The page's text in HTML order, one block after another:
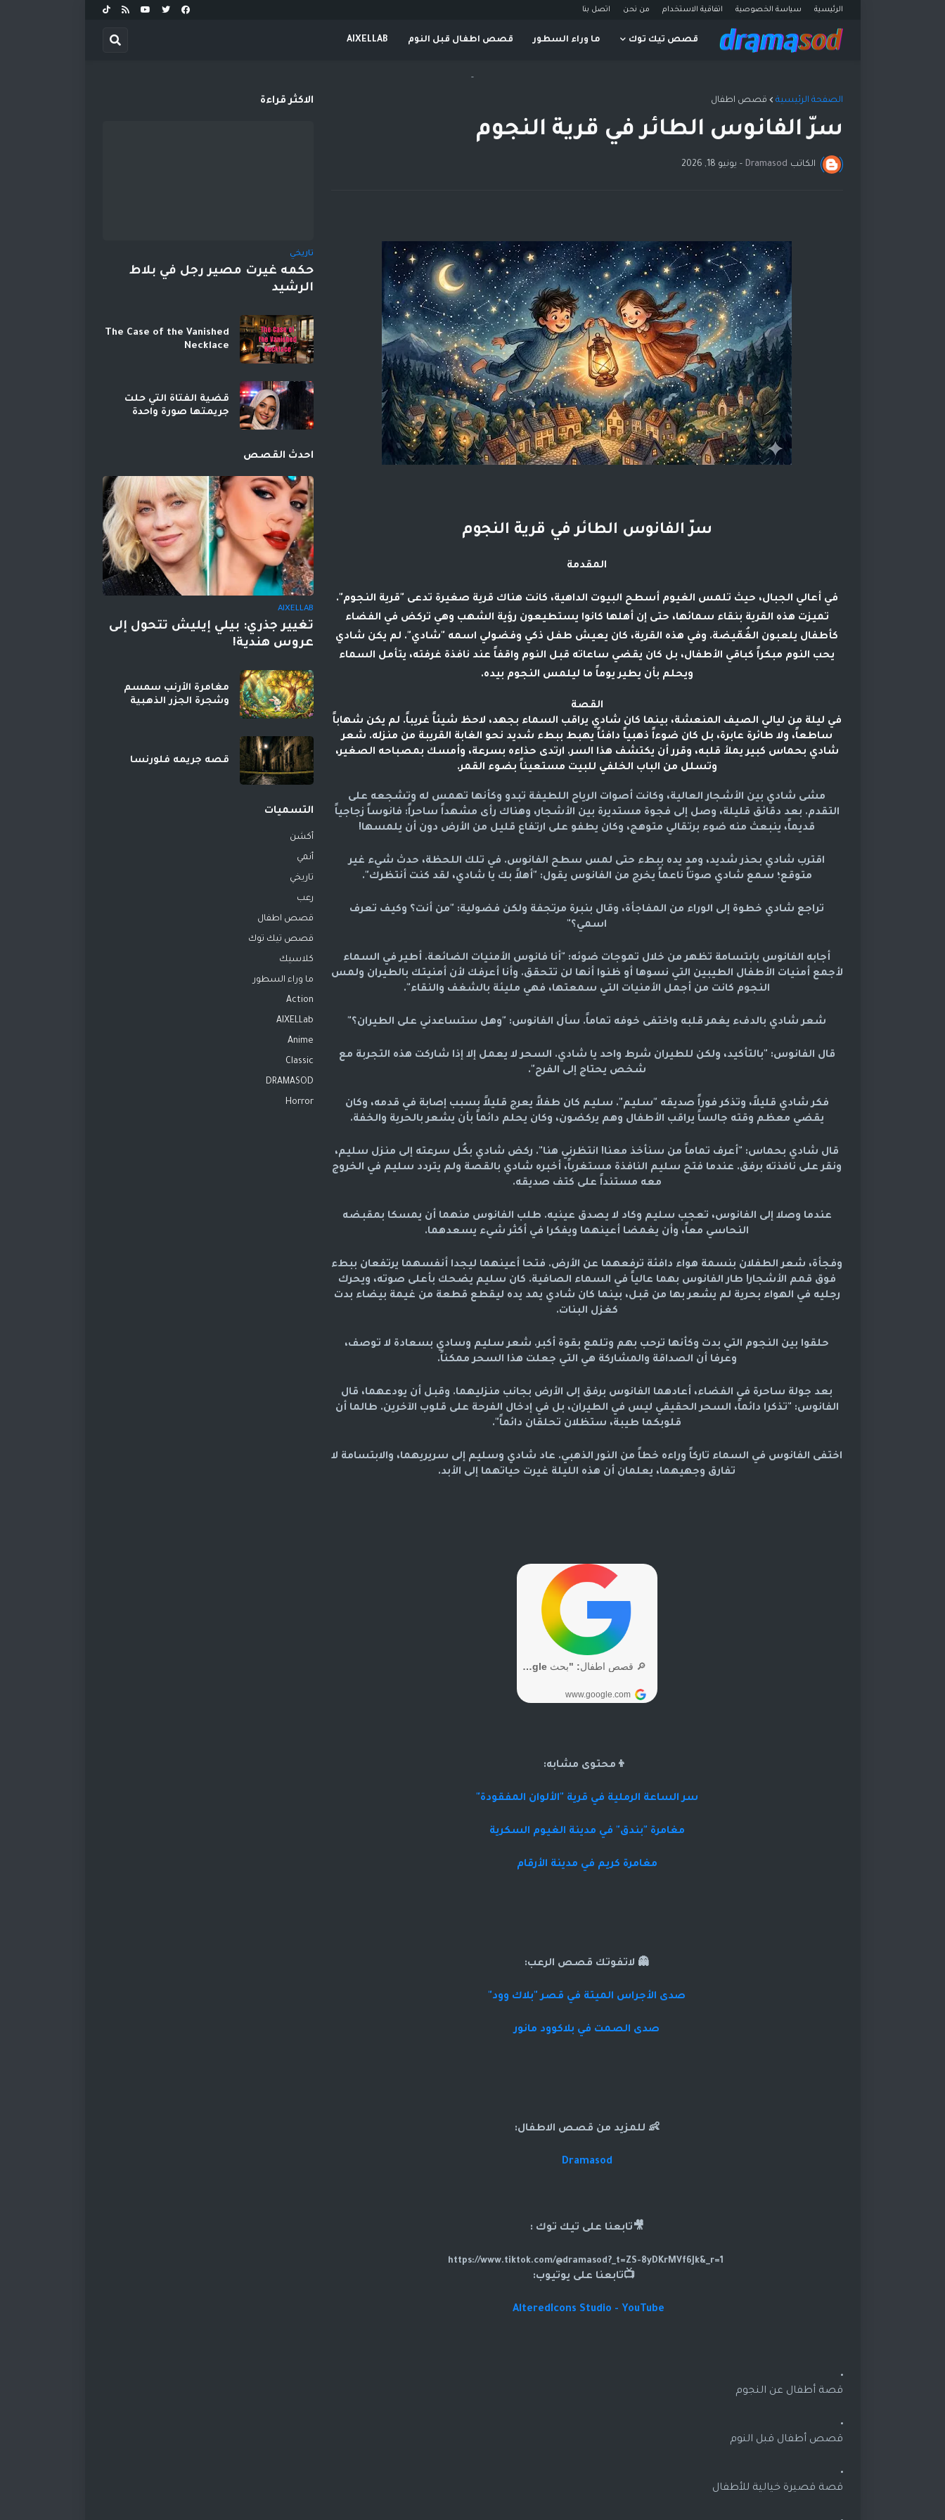
الرئيسية سياسة الخصوصية اتفاقية الاستخدام من نحن اتصل بنا
قصص تيك توك ما وراء السطور قصص اطفال قبل النوم AIXELLAB
-
الصفحة الرئيسية قصص اطفال
سرّ الفانوس الطائر في قرية النجوم
الكاتب Dramasod
- يونيو 18, 2026
سرّ الفانوس الطائر في قرية النجوم
المقدمة
في أعالي الجبال، حيث تلمس الغيوم أسطح البيوت الداهية، كانت هناك قرية صغيرة تدعى "قرية النجوم".
تميزت هذه القرية بنقاء سمائها، حتى إن أهلها كانوا يستطيعون رؤية الشهب وهي تركض في الفضاء
كأطفال يلعبون الغُمّيضة. وفي هذه القرية، كان يعيش طفل ذكي وفضولي اسمه "شادي". لم يكن شادي
يحب النوم مبكراً كباقي الأطفال، بل كان يقضي ساعاته قبل النوم واقفاً عند نافذة غرفته، يتأمل السماء
ويحلم بأن يطير يوماً ما ليلمس النجوم بيده.
القصة
في ليلة من ليالي الصيف المنعشة، بينما كان شادي يراقب السماء بجهد، لاحظ شيئاً غريباً. لم يكن شهاباً
ساطعاً، ولا طائرة عابرة، بل كان ضوءاً ذهبياً دافئاً يهبط ببطء شديد نحو الغابة القريبة من منزله. شعر
شادي بحماس كبير يملأ قلبه، وقرر أن يكتشف هذا السر. ارتدى حذاءه بسرعة، وأمسك بمصباحه الصغير،
وتسلل من الباب الخلفي للبيت مستعيناً بضوء القمر.
مشى شادي بين الأشجار العالية، وكانت أصوات الرياح اللطيفة تبدو وكأنها تهمس له وتشجعه على
التقدم. بعد دقائق قليلة، وصل إلى فجوة مستديرة بين الأشجار، وهناك رأى مشهداً ساحراً: فانوساً زجاجياً
قديماً، ينبعث منه ضوء برتقالي متوهج، وكان يطفو على ارتفاع قليل من الأرض دون أن يلمسها!
اقترب شادي بحذر شديد، ومد يده ببطء حتى لمس سطح الفانوس. في تلك اللحظة، حدث شيء غير
متوقع؛ سمع شادي صوتاً ناعماً يخرج من الفانوس يقول: "أهلاً بك يا شادي، لقد كنت أنتظرك".
تراجع شادي خطوة إلى الوراء من المفاجأة، وقال بنبرة مرتجفة ولكن فضولية: "من أنت؟ وكيف تعرف
اسمي؟"
أجابه الفانوس بابتسامة تظهر من خلال تموجات ضوئه: "أنا فانوس الأمنيات الضائعة. أطير في السماء
لأجمع أمنيات الأطفال الطيبين التي نسوها أو ظنوا أنها لن تتحقق. وأنا أعرفك لأن أمنيتك بالطيران ولمس
النجوم كانت من أجمل الأمنيات التي سمعتها، فهي مليئة بالشغف والنقاء".
شعر شادي بالدفء يغمر قلبه واختفى خوفه تماماً. سأل الفانوس: "وهل ستساعدني على الطيران؟"
قال الفانوس: "بالتأكيد، ولكن للطيران شرط واحد يا شادي. السحر لا يعمل إلا إذا شاركت هذه التجربة مع
شخص يحتاج إلى الفرح".
فكر شادي قليلاً، وتذكر فوراً صديقه "سليم". سليم كان طفلاً يعرج قليلاً بسبب إصابة في قدمه، وكان
يقضي معظم وقته جالساً يراقب الأطفال وهم يركضون، وكان يحلم دائماً بأن يشعر بالحرية والخفة.
قال شادي بحماس: "أعرف تماماً من سنأخذ معنا! انتظرني هنا". ركض شادي بكُل سرعته إلى منزل سليم،
ونقر على نافذته برفق. عندما فتح سليم النافذة مستغرباً، أخبره شادي بالقصة ولم يتردد سليم في الخروج
معه مستنداً على كتف صديقه.
عندما وصلا إلى الفانوس، تعجب سليم وكاد لا يصدق عينيه. طلب الفانوس منهما أن يمسكا بمقبضه
النحاسي معاً، وأن يغمضا أعينهما ويفكرا في أكثر شيء يسعدهما.
وفجأة، شعر الطفلان بنسمة هواء دافئة ترفعهما عن الأرض. فتحا أعينهما ليجدا أنفسهما يرتفعان ببطء
فوق قمم الأشجار! طار الفانوس بهما عالياً في السماء الصافية. كان سليم يضحك بأعلى صوته، ويحرك
رجليه في الهواء بحرية لم يشعر بها من قبل، بينما كان شادي يمد يده ليقطع قطعة من غيمة بيضاء بدت
كغزل البنات.
حلقوا بين النجوم التي بدت وكأنها ترحب بهم وتلمع بقوة أكبر. شعر سليم وسادي بسعادة لا توصف،
وعرفا أن الصداقة والمشاركة هي التي جعلت هذا السحر ممكناً.
بعد جولة ساحرة في الفضاء، أعادهما الفانوس برفق إلى الأرض بجانب منزليهما. وقبل أن يودعهما، قال
الفانوس: "تذكرا دائماً، السحر الحقيقي ليس في الطيران، بل في إدخال الفرحة على قلوب الآخرين. طالما أن
قلوبكما طيبة، ستظلان تحلقان دائماً".
اختفى الفانوس في السماء تاركاً وراءه خطاً من النور الذهبي. عاد شادي وسليم إلى سريريهما، والابتسامة لا
تفارق وجهيهما، يعلمان أن هذه الليلة غيرت حياتهما إلى الأبد.
👦محتوى مشابه:
سر الساعة الرملية في قرية "الألوان المفقودة"
مغامرة "بندق" في مدينة الغيوم السكرية
مغامرة كريم في مدينة الأرقام
👻 لاتفوتك قصص الرعب:
صدى الأجراس الميتة في قصر "بلاك وود"
صدى الصمت في بلاكوود مانور
👶 للمزيد من قصص الاطفال:
Dramasod
🎥تابعنا على تيك توك :
📺تابعنا على يوتيوب:
AlteredIcons Studio - YouTube
قصة أطفال عن النجوم
قصص أطفال قبل النوم
قصة قصيرة خيالية للأطفال
الاكثر قراءة
تاريخي
حكمه غيرت مصير رجل في بلاط
الرشيد
The Case of the Vanished
Necklace
قضية الفتاة التي حلت
جريمتها صورة واحدة
احدث القصص
AIXELLAB
تغيير جذري: بيلي إيليش تتحول إلى
عروس هندية!
مغامرة الأرنب سمسم
وشجرة الجزر الذهبية
قصه جريمه فلورنسا
التسميات
أكشن
أنمي
تاريخي
رعب
قصص اطفال
قصص تيك توك
كلاسيك
ما وراء السطور
Action
AIXELLab
Anime
Classic
DRAMASOD
Horror